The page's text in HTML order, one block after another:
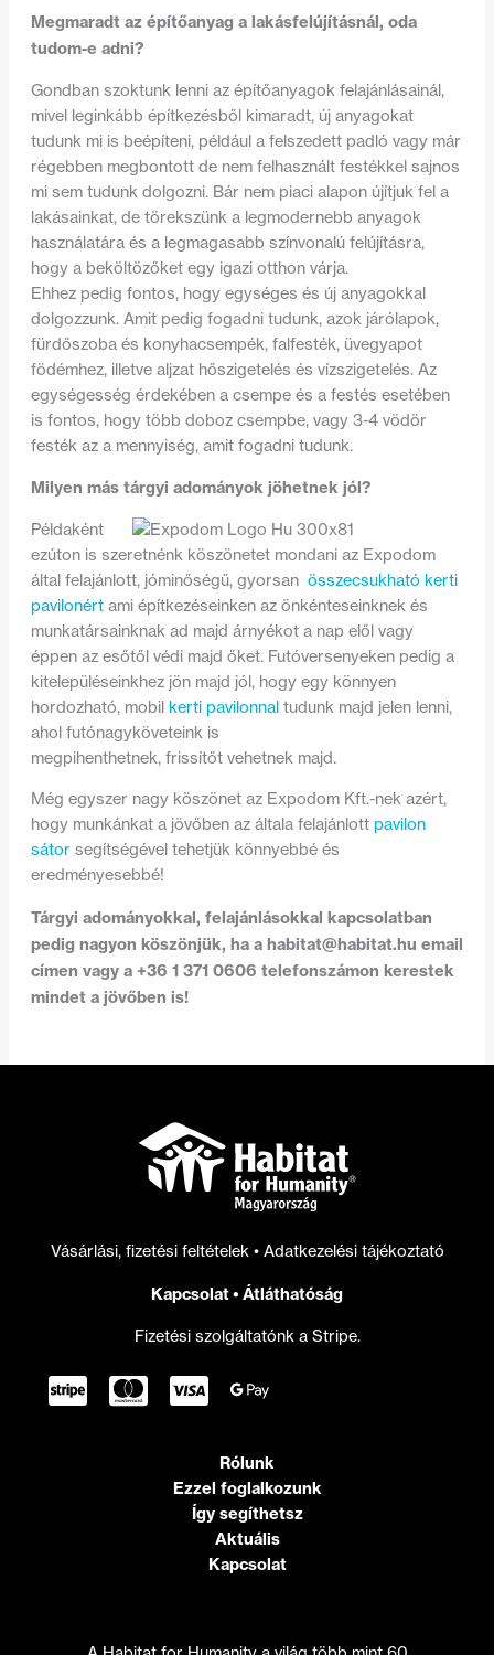
Megmaradt az építőanyag a lakásfelújításnál, oda
tudom-e adni?
Gondban szoktunk lenni az építőanyagok felajánlásainál,
mivel leginkább építkezésből kimaradt, új anyagokat
tudunk mi is beépíteni, például a felszedett padló vagy már
régebben megbontott de nem felhasznált festékkel sajnos
mi sem tudunk dolgozni. Bár nem piaci alapon újítjuk fel a
lakásainkat, de törekszünk a legmodernebb anyagok
használatára és a legmagasabb színvonalú felújításra,
hogy a beköltözőket egy igazi otthon várja.
Ehhez pedig fontos, hogy egységes és új anyagokkal
dolgozzunk. Amit pedig fogadni tudunk, azok járólapok,
fürdőszoba és konyhacsempék, falfesték, üvegyapot
födémhez, illetve aljzat hőszigetelés és vízszigetelés. Az
egységesség érdekében a csempe és a festés esetében
is fontos, hogy több doboz csempbe, vagy 3-4 vödör
festék az a mennyiség, amit fogadni tudunk.
Milyen más tárgyi adományok jöhetnek jól?
Példaként
ezúton is szeretnénk köszönetet mondani az Expodom
által felajánlott, jóminőségű, gyorsan összecsukható kerti
pavilonértami építkezéseinken az önkénteseinknek és
munkatársainknak ad majd árnyékot a nap elől vagy
éppen az esőtől védi majd őket. Futóversenyeken pedig a
kitelepüléseinkhez jön majd jól, hogy egy könnyen
hordozható, mobil kerti pavilonnaltudunk majd jelen lenni,
ahol futónagyköveteink is
megpihenthetnek, frissítőt vehetnek majd.
Még egyszer nagy köszönet az Expodom Kft.-nek azért,
hogy munkánkat a jövőben az általa felajánlottpavilon
sátorsegítségével tehetjük könnyebbé és
eredményesebbé!
Tárgyi adományokkal, felajánlásokkal kapcsolatban
pedig nagyon köszönjük, ha a habitat@habitat.hu email
címen vagy a +36 1 371 0606 telefonszámon kerestek
mindet a jövőben is!
Vásárlási, fizetési feltételek • Adatkezelési tájékoztató
Kapcsolat• Átláthatóság
Fizetési szolgáltatónk a Stripe.
Rólunk
Ezzel foglalkozunk
Így segíthetsz
Aktuális
Kapcsolat